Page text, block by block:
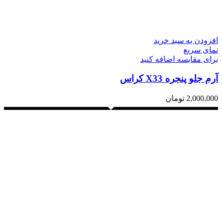
افزودن به سبد خرید
نمای سریع
برای مقایسه اضافه کنید
آرم جلو پنجره X33 کراس
2,000,000 تومان